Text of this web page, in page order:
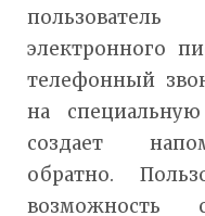
электронного
телефонный
на
создает
обратно.
возможность